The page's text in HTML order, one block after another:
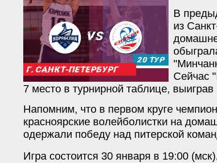
В
из
Сейчас
7 место в турнирной таблице,
Напомним, что в первом круге
красноярские волейболистки на
одержали победу над питерской
Игра состоится 30 января в 19:00